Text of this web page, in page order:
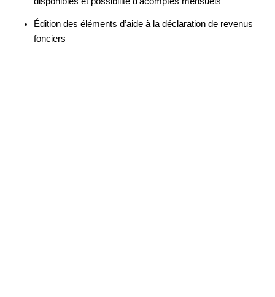
Édition des éléments d’aide à la déclaration de revenus
fonciers